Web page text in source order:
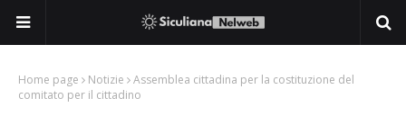
Home page Notizie
Assemblea cittadina per la costituzione del
comitato per il cittadino